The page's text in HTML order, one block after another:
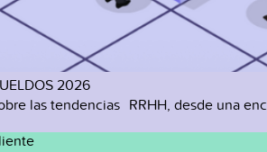
2026
las tendencias RRHH, desde una